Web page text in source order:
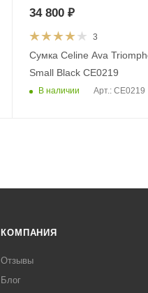
3
Сумка Celine Ava
Small Black CE0219
В наличии Арт.: CE0219
34 800₽
КОМПАНИЯ
Отзывы
Блог